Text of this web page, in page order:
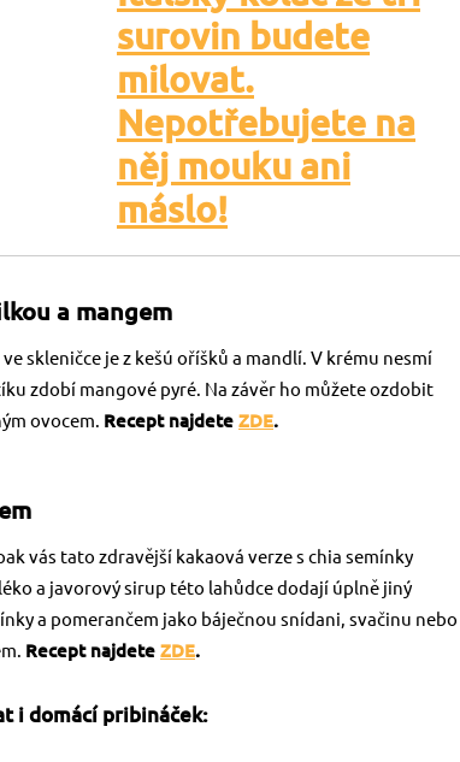
surovin budete
milovat.
Nepotřebujete na
něj mouku ani
máslo!
a mangem
skleničce je z kešú oříšků a mandlí. V krému nesmí
zdobí mangové pyré. Na závěr ho můžete ozdobit
ovocem. Recept najdete ZDE.
vás tato zdravější kakaová verze s chia semínky
a javorový sirup této lahůdce dodají úplně jiný
a pomerančem jako báječnou snídani, svačinu nebo
Recept najdete ZDE.
i domácí pribináček: